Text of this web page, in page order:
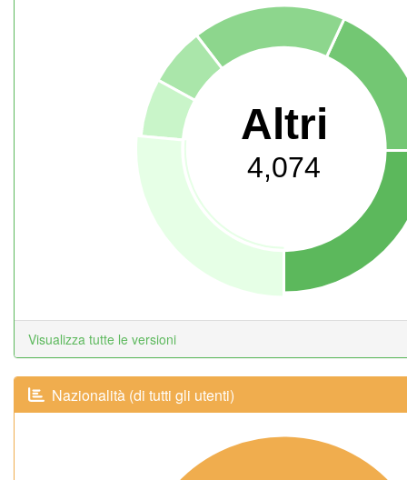
Altri
4,074
Visualizza tutte le versioni
Nazionalità (di tutti gli utenti)